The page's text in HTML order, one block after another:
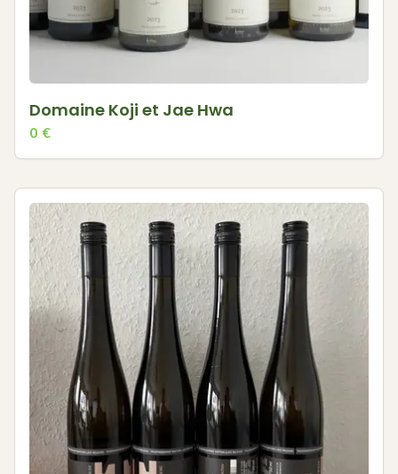
Domaine Koji et Jae Hwa
0 €